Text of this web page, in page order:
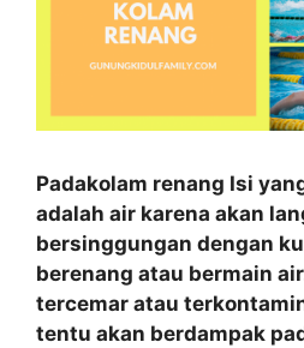
Padakolam renang Isi
adalah air karena akan
bersinggungan dengan
berenang atau bermain
tercemar atau
tentu akan berdampak